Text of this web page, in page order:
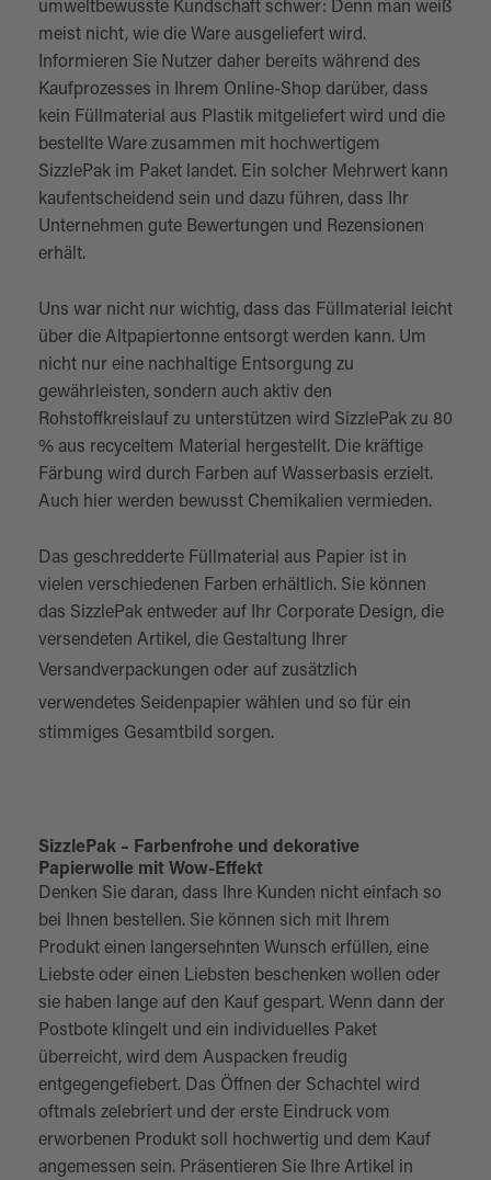
umweltbewusste Kundschaft schwer: Denn man weiß
meist nicht, wie die Ware ausgeliefert wird.
Informieren Sie Nutzer daher bereits während des
Kaufprozesses in Ihrem Online-Shop darüber, dass
kein Füllmaterial aus Plastik mitgeliefert wird und die
bestellte Ware zusammen mit hochwertigem
SizzlePak im Paket landet. Ein solcher Mehrwert kann
kaufentscheidend sein und dazu führen, dass Ihr
Unternehmen gute Bewertungen und Rezensionen
erhält.
Uns war nicht nur wichtig, dass das Füllmaterial leicht
über die Altpapiertonne entsorgt werden kann. Um
nicht nur eine nachhaltige Entsorgung zu
gewährleisten, sondern auch aktiv den
Rohstoffkreislauf zu unterstützen wird SizzlePak zu 80
% aus recyceltem Material hergestellt. Die kräftige
Färbung wird durch Farben auf Wasserbasis erzielt.
Auch hier werden bewusst Chemikalien vermieden.
Das geschredderte Füllmaterial aus Papier ist in
vielen verschiedenen Farben erhältlich. Sie können
das SizzlePak entweder auf Ihr Corporate Design, die
versendeten Artikel, die Gestaltung Ihrer
Versandverpackungen oder auf zusätzlich
verwendetes Seidenpapier wählen und so für ein
stimmiges Gesamtbild sorgen.
SizzlePak – Farbenfrohe und dekorative
Papierwolle mit Wow-Effekt
Denken Sie daran, dass Ihre Kunden nicht einfach so
bei Ihnen bestellen. Sie können sich mit Ihrem
Produkt einen langersehnten Wunsch erfüllen, eine
Liebste oder einen Liebsten beschenken wollen oder
sie haben lange auf den Kauf gespart. Wenn dann der
Postbote klingelt und ein individuelles Paket
überreicht, wird dem Auspacken freudig
entgegengefiebert. Das Öffnen der Schachtel wird
oftmals zelebriert und der erste Eindruck vom
erworbenen Produkt soll hochwertig und dem Kauf
angemessen sein. Präsentieren Sie Ihre Artikel in